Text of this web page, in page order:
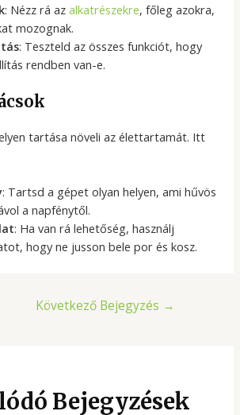
: Nézz rá azalkatrészekre, főleg azokra,
mozognak.
: Teszteld az összes funkciót, hogy
rendben van-e.
tartása növeli az élettartamát. Itt
: Tartsd a gépet olyan helyen, ami hűvös
a napfénytől.
: Ha van rá lehetőség, használj
hogy ne jusson bele por és kosz.
Következő Bejegyzés →
Bejegyzések